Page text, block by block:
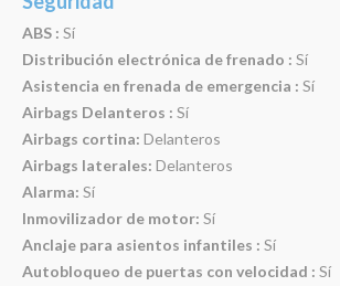
ABS : Sí
Distribución electrónica de frenado : Sí
Asistencia en frenada de emergencia : Sí
Airbags Delanteros : Sí
Airbags cortina: Delanteros
Airbags laterales: Delanteros
Alarma: Sí
Inmovilizador de motor: Sí
Anclaje para asientos infantiles : Sí
Autobloqueo de puertas con velocidad : Sí